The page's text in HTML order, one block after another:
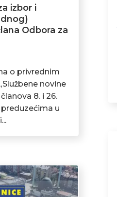
izbor i
Odbora za
o privrednim
novine
članova 8. i 26.
u